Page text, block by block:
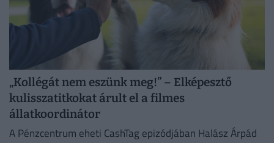
„Kollégát nem eszünk meg!” – Elképesztő
kulisszatitkokat árult el a filmes
állatkoordinátor
A Pénzcentrum eheti CashTag epizódjában Halász Árpád